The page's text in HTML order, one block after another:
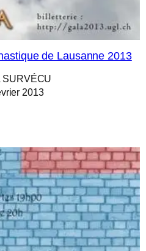
de Lausanne 2013
SURVÉCU
2013